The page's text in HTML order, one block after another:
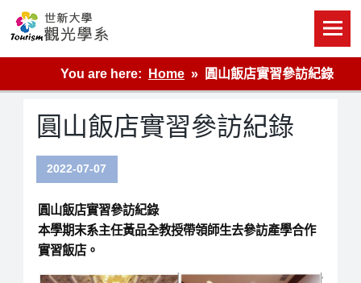
content
世新大學觀光學系網站
You are here:
Home 圓山飯店實習參訪紀錄
圓山飯店實習參訪紀錄
2022-07-07
圓山飯店實習參訪紀錄
本學期末系主任黃品全教授帶領師生去參訪產學合作
實習飯店。